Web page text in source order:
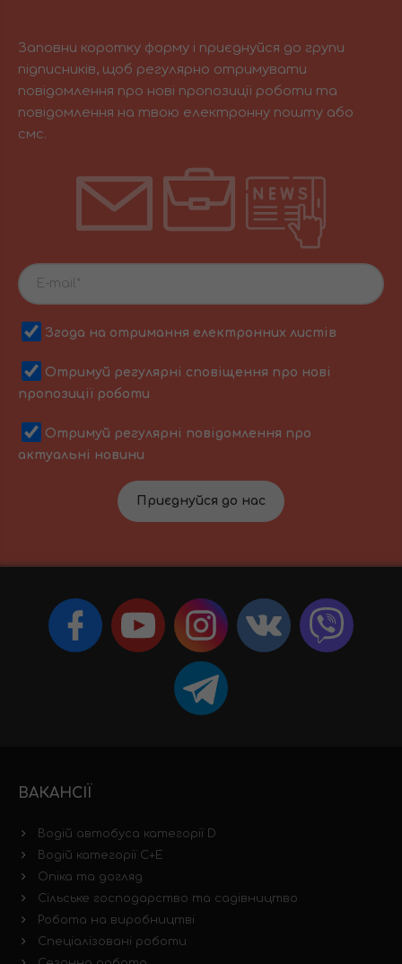
Заповни коротку форму і приєднуйся до групи
підписників, щоб регулярно отримувати
повідомлення про нові пропозиції роботи та
повідомлення на твою електронну пошту або
смс.
Згода на отримання електронних листів
Отримуй регулярні сповіщення про нові
пропозиції роботи
Отримуй регулярні повідомлення про
актуальні новини
Приєднуйся до нас
ВАКАНСІЇ
Водій автобуса категорії D
Водій категорії C+E
Опіка та догляд
Сільське господарство та садівництво
Робота на виробництві
Спеціалізовані роботи